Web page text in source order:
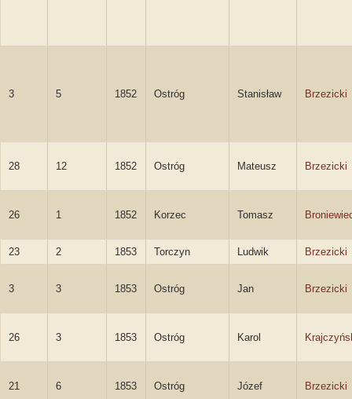
3 5 1852 Ostróg Stanisław Brzezicki
28 12 1852 Ostróg Mateusz Brzezicki
26 1 1852 Korzec Tomasz
23 2 1853 Torczyn Ludwik Brzezicki
3 3 1853 Ostróg Jan Brzezicki
26 3 1853 Ostróg Karol
21 6 1853 Ostróg Józef Brzezicki